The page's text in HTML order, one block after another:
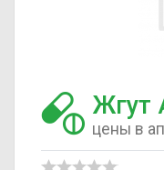
Жгут
цены в